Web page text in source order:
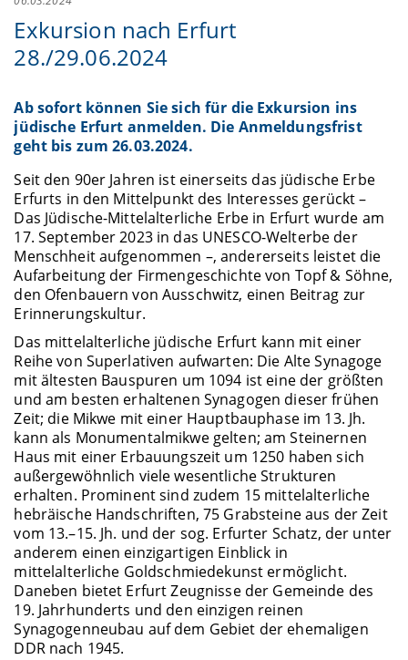
Exkursion nach Erfurt
28./29.06.2024
Ab sofort können Sie sich für die Exkursion ins
jüdische Erfurt anmelden. Die Anmeldungsfrist
geht bis zum 26.03.2024.
Seit den 90er Jahren ist einerseits das jüdische Erbe
Erfurts in den Mittelpunkt des Interesses gerückt –
Das Jüdische-Mittelalterliche Erbe in Erfurt wurde am
17. September 2023 in das UNESCO-Welterbe der
Menschheit aufgenommen –, andererseits leistet die
Aufarbeitung der Firmengeschichte von Topf & Söhne,
den Ofenbauern von Ausschwitz, einen Beitrag zur
Erinnerungskultur.
Das mittelalterliche jüdische Erfurt kann mit einer
Reihe von Superlativen aufwarten: Die Alte Synagoge
mit ältesten Bauspuren um 1094 ist eine der größten
und am besten erhaltenen Synagogen dieser frühen
Zeit; die Mikwe mit einer Hauptbauphase im 13. Jh.
kann als Monumentalmikwe gelten; am Steinernen
Haus mit einer Erbauungszeit um 1250 haben sich
außergewöhnlich viele wesentliche Strukturen
erhalten. Prominent sind zudem 15 mittelalterliche
hebräische Handschriften, 75 Grabsteine aus der Zeit
vom 13.–15. Jh. und der sog. Erfurter Schatz, der unter
anderem einen einzigartigen Einblick in
mittelalterliche Goldschmiedekunst ermöglicht.
Daneben bietet Erfurt Zeugnisse der Gemeinde des
19. Jahrhunderts und den einzigen reinen
Synagogenneubau auf dem Gebiet der ehemaligen
DDR nach 1945.